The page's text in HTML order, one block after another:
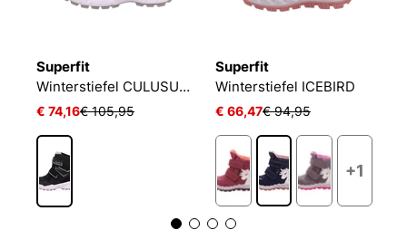
Superfit
Winterstiefel CULUSUK 2.0
€ 74,16€ 105,95
Superfit
Winterstiefel ICEBIRD
€ 66,47€ 94,95
+1